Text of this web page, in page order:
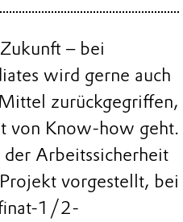
– bei
wird gerne auch
zurückgegriffen,
von Know-how geht.
der Arbeitssicherheit
vorgestellt, bei
1/2-